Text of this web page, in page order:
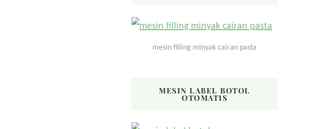
mesin filling minyak cairan pasta
MESIN LABEL BOTOL
OTOMATIS